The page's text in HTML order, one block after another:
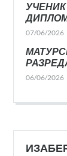
07/06/2026
06/06/2026